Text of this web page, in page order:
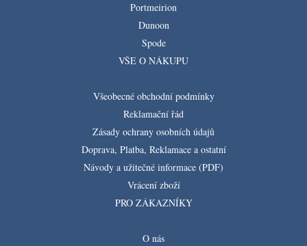
Portmeirion
Dunoon
Spode
VŠE O NÁKUPU
Všeobecné obchodní podmínky
Reklamační řád
Zásady ochrany osobních údajů
Doprava, Platba, Reklamace a ostatní
Návody a užitečné informace (PDF)
Vrácení zboží
PRO ZÁKAZNÍKY
O nás